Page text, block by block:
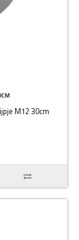
M12 30cm